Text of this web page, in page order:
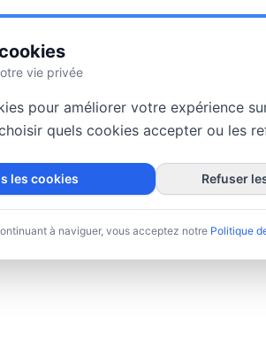
vie privée
pour améliorer votre expérience
quels cookies accepter ou les
les cookies Refuser
à naviguer, vous acceptez notre Politique